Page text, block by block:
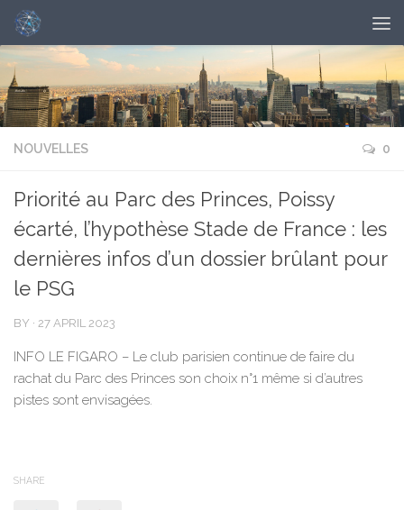
NOUVELLES 0
Priorité au Parc des Princes, Poissy
écarté, l’hypothèse Stade de France : les
dernières infos d’un dossier brûlant pour
le PSG
BY · 27 APRIL 2023
INFO LE FIGARO – Le club parisien continue de faire du
rachat du Parc des Princes son choix n°1 même si d’autres
pistes sont envisagées.
SHARE